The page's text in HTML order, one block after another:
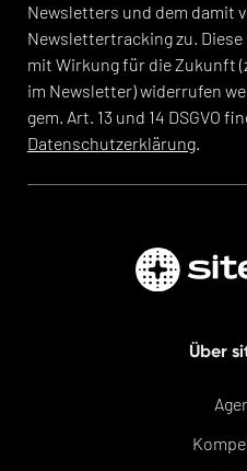
Newsletters und dem damit
Newslettertracking zu.
mit Wirkung für die Zukunft
im Newsletter) widerrufen
gem. Art. 13 und 14 DSGVO
Datenschutzerklärung.
Über